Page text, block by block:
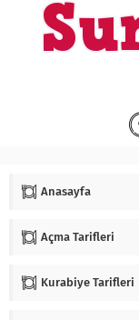
Anasayfa
Açma Tarifleri
Kurabiye Tarifleri